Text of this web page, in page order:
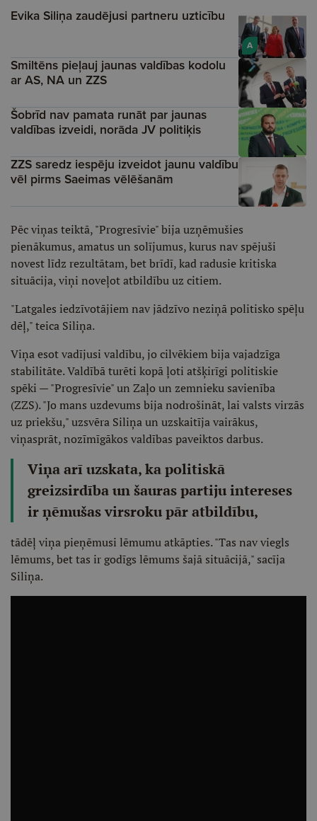
A
Evika Siliņa zaudējusi partneru uzticību
Smiltēns pieļauj jaunas valdības kodolu
ar AS, NA un ZZS
Šobrīd nav pamata runāt par jaunas
valdības izveidi, norāda JV politiķis
ZZS saredz iespēju izveidot jaunu valdību
vēl pirms Saeimas vēlēšanām
Pēc viņas teiktā, "Progresīvie" bija uzņēmušies
pienākumus, amatus un solījumus, kurus nav spējuši
novest līdz rezultātam, bet brīdī, kad radusie kritiska
situācija, viņi noveļot atbildību uz citiem.
"Latgales iedzīvotājiem nav jādzīvo neziņā politisko spēļu
dēļ," teica Siliņa.
Viņa esot vadījusi valdību, jo cilvēkiem bija vajadzīga
stabilitāte. Valdībā turēti kopā ļoti atšķirīgi politiskie
spēki — "Progresīvie" un Zaļo un zemnieku savienība
(ZZS). "Jo mans uzdevums bija nodrošināt, lai valsts virzās
uz priekšu," uzsvēra Siliņa un uzskaitīja vairākus,
viņasprāt, nozīmīgākos valdības paveiktos darbus.
Viņa arī uzskata, ka politiskā
greizsirdība un šauras partiju intereses
ir ņēmušas virsroku pār atbildību,
tādēļ viņa pieņēmusi lēmumu atkāpties. "Tas nav viegls
lēmums, bet tas ir godīgs lēmums šajā situācijā," sacīja
Siliņa.